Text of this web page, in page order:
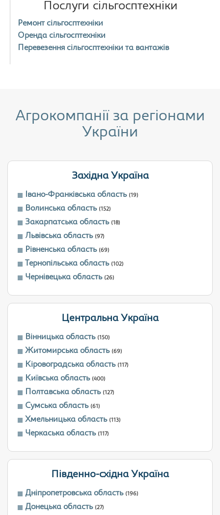
Послуги сільгосптехніки
Ремонт сільгосптехніки
Оренда сільгосптехніки
Перевезення сільгосптехніки та вантажів
Агрокомпанії за регіонами
України
Західна Україна
Івано-Франківська область (19)
Волинська область (152)
Закарпатська область (18)
Львівська область (97)
Рівненська область (69)
Тернопільська область (102)
Чернівецька область (26)
Центральна Україна
Вінницька область (150)
Житомирська область (69)
Кіровоградська область (117)
Київська область (400)
Полтавська область (127)
Сумська область (61)
Хмельницька область (113)
Черкаська область (117)
Південно-східна Україна
Дніпропетровська область (196)
Донецька область (27)